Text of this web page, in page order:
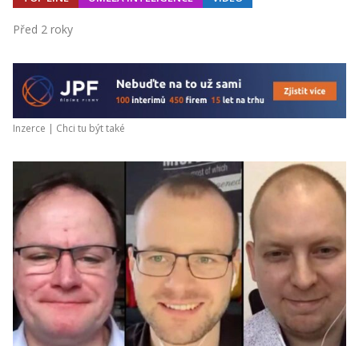
Před 2 roky
Inzerce | Chci tu být také